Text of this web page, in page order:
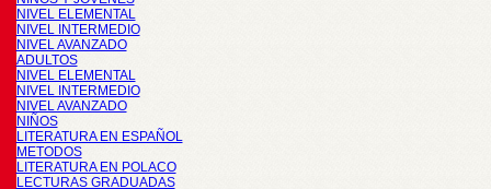
NIVEL ELEMENTAL
NIVEL INTERMEDIO
NIVEL AVANZADO
ADULTOS
NIVEL ELEMENTAL
NIVEL INTERMEDIO
NIVEL AVANZADO
NIÑOS
LITERATURA EN ESPAÑOL
METODOS
LITERATURA EN POLACO
LECTURAS GRADUADAS